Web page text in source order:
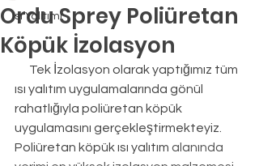
Isı Yalıtımı
Ordu Sprey Poliüretan
Köpük İzolasyon
ısı yalıtım uygulamalarında gönül
rahatlığıyla poliüretan köpük
uygulamasını gerçekleştirmekteyiz.
Poliüretan köpük ısı yalıtım alanında